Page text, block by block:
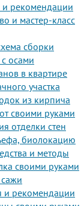
и рекомендации
и мастер-класс
сборки
осами
в квартире
участка
из кирпича
своими руками
отделки стен
биолокацию
и методы
своими руками
и рекомендации